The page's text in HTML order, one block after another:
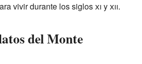
vivir durante los siglosxi yxii.
del Monte